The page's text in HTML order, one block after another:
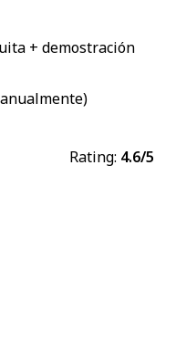
+ demostración
Rating: 4.6/5